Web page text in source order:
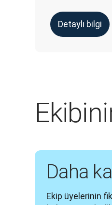
Detaylı bilgi
Daha
Ekip üyelerinin